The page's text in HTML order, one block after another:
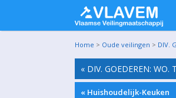
Home > Oude veilingen > DIV.
« DIV. GOEDEREN: WO.
« Huishoudelijk-Keuken